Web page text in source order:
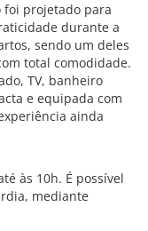
foi projetado para
durante a
sendo um deles
total comodidade.
TV, banheiro
e equipada com
ainda
às 10h. É possível
mediante